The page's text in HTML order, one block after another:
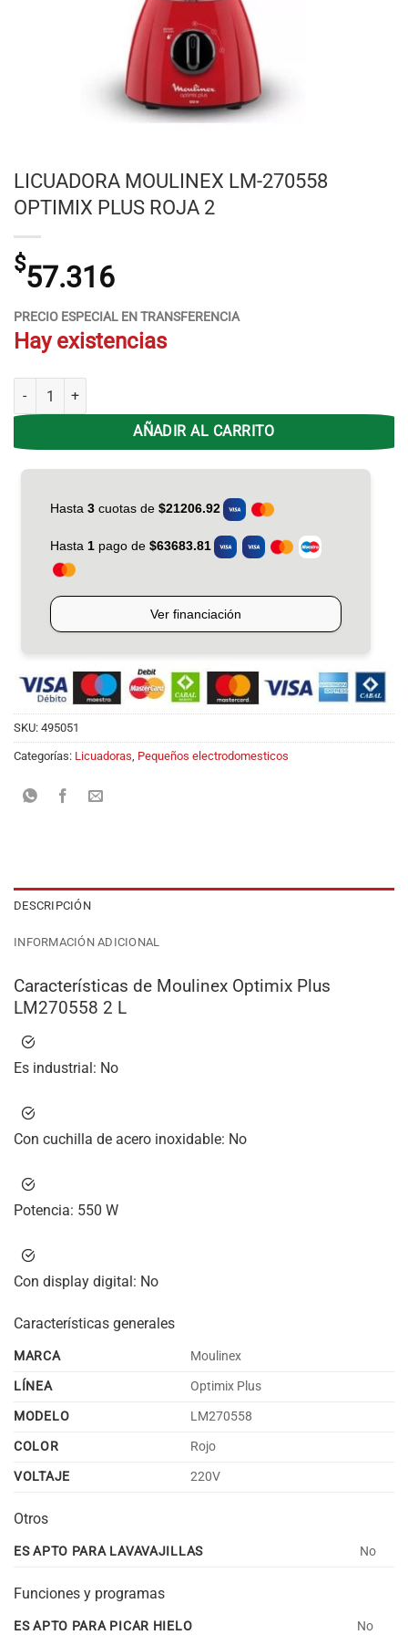
LICUADORA MOULINEX LM-270558
OPTIMIX PLUS ROJA 2
$57.316
PRECIO ESPECIAL EN TRANSFERENCIA
Hay existencias
LICUADORA MOULINEX LM-270558 OPTIMIX PLUS ROJA 2 cantidad
AÑADIR AL CARRITO
SKU: 495051
Categorías: Licuadoras Pequeños electrodomesticos
DESCRIPCIÓN
INFORMACIÓN ADICIONAL
Características de Moulinex Optimix Plus
LM270558 2 L
Es industrial: No
Con cuchilla de acero inoxidable: No
Potencia: 550 W
Con display digital: No
Características generales
MARCA
Moulinex
LÍNEA
Optimix Plus
MODELO
LM270558
COLOR
Rojo
VOLTAJE
220V
Otros
ES APTO PARA LAVAVAJILLAS No
Funciones y programas
ES APTO PARA PICAR HIELO No